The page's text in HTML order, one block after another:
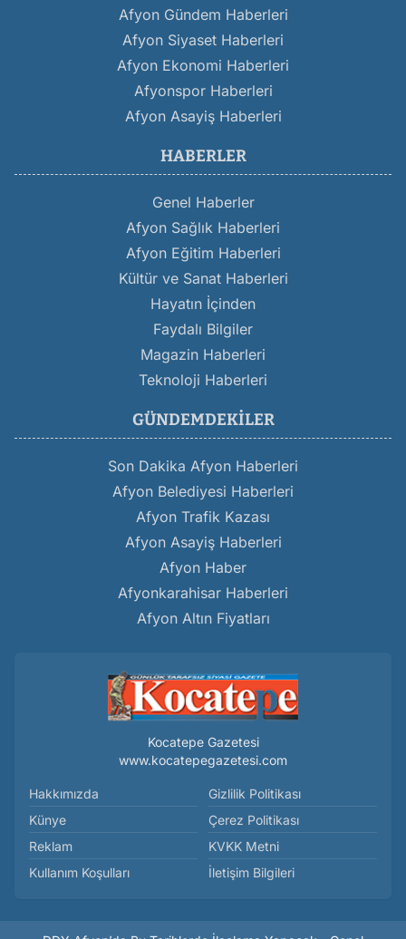
Afyon Gündem Haberleri
Afyon Siyaset Haberleri
Afyon Ekonomi Haberleri
Afyonspor Haberleri
Afyon Asayiş Haberleri
HABERLER
Genel Haberler
Afyon Sağlık Haberleri
Afyon Eğitim Haberleri
Kültür ve Sanat Haberleri
Hayatın İçinden
Faydalı Bilgiler
Magazin Haberleri
Teknoloji Haberleri
GÜNDEMDEKILER
Son Dakika Afyon Haberleri
Afyon Belediyesi Haberleri
Afyon Trafik Kazası
Afyon Asayiş Haberleri
Afyon Haber
Afyonkarahisar Haberleri
Afyon Altın Fiyatları
Kocatepe Gazetesi
www.kocatepegazetesi.com
Hakkımızda
Künye
Reklam
Kullanım Koşulları
Gizlilik Politikası
Çerez Politikası
KVKK Metni
İletişim Bilgileri